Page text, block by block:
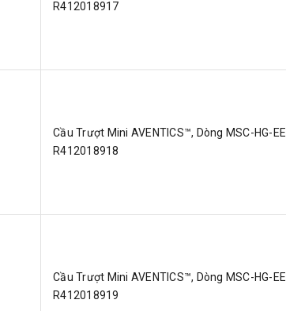
R412018917
Cầu Trượt Mini AVENTICS™, Dòng MSC-HG-EE
R412018918
Cầu Trượt Mini AVENTICS™, Dòng MSC-HG-EE
R412018919